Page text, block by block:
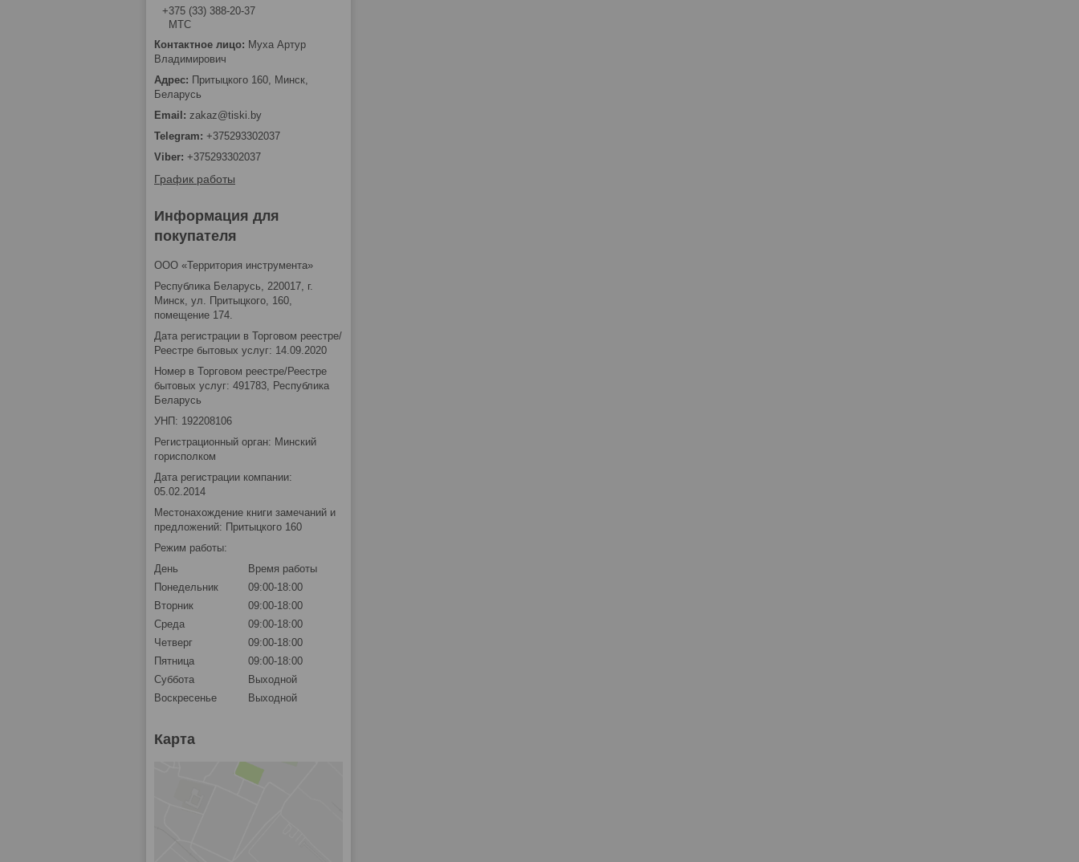
+375 (33) 388-20-37
МТС
Муха Артур
Владимирович
Притыцкого 160, Минск,
Беларусь
zakaz@tiski.by
+375293302037
+375293302037
График работы
Информация для
покупателя
ООО «Территория инструмента»
Республика Беларусь, 220017, г.
Минск, ул. Притыцкого, 160,
помещение 174.
Дата регистрации в Торговом реестре/
Реестре бытовых услуг: 14.09.2020
Номер в Торговом реестре/Реестре
бытовых услуг: 491783, Республика
Беларусь
УНП: 192208106
Регистрационный орган: Минский
горисполком
Дата регистрации компании:
05.02.2014
Местонахождение книги замечаний и
предложений: Притыцкого 160
Режим работы:
День
Время работы
Понедельник
09:00-18:00
Вторник
09:00-18:00
Среда
09:00-18:00
Четверг
09:00-18:00
Пятница
09:00-18:00
Суббота
Выходной
Воскресенье
Выходной
Карта